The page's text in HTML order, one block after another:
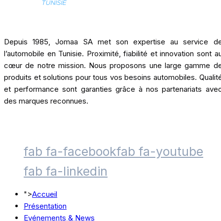
Depuis 1985, Jomaa SA met son expertise au service
l’automobile en Tunisie. Proximité, fiabilité et innovation sont
cœur de notre mission. Nous proposons une large gamme
produits et solutions pour tous vos besoins automobiles.
et performance sont garanties grâce à nos partenariats
des marques reconnues.
fab fa-facebookfab fa-youtube
fab fa-linkedin
">Accueil
Présentation
Evénements & News